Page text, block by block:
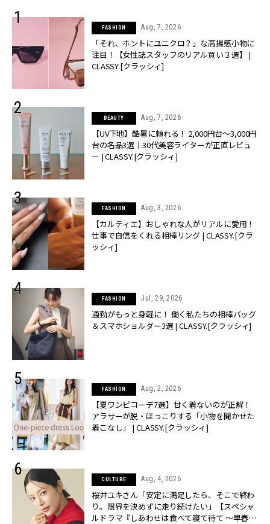
FASHION Aug, 7, 2026
「それ、ホントにユニクロ？」な高揚感小物に
注目！【女性誌スタッフのリアル買い３選】 |
CLASSY.[クラッシィ]
BEAUTY Aug, 7, 2026
【UV下地】酷暑に頼れる！ 2,000円台〜3,000円
台の名品3選｜30代美容ライターが正直レビュ
ー | CLASSY.[クラッシィ]
FASHION Aug, 3, 2026
【カルティエ】おしゃれな人がリアルに愛用！
仕事で自信をくれる相棒リング | CLASSY.[クラ
ッシィ]
FASHION Jul, 29, 2026
通勤がもっと身軽に！ 働く私たちの相棒バッグ
＆スマホショルダー3選 | CLASSY.[クラッシィ]
FASHION Aug, 2, 2026
【夏ワンピコーデ7選】甘く着ないのが正解！
アラサーが脱・ほっこりする「小物を聞かせた
着こなし」 | CLASSY.[クラッシィ]
CULTURE Aug, 4, 2026
桜井ユキさん「安定に満足したら、そこで終わ
り。限界を決めずに走り続けたい」【スペシャ
ルドラマ『しあわせは食べて寝て待て ～早春の